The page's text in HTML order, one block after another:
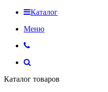
Каталог
Меню
Каталог товаров